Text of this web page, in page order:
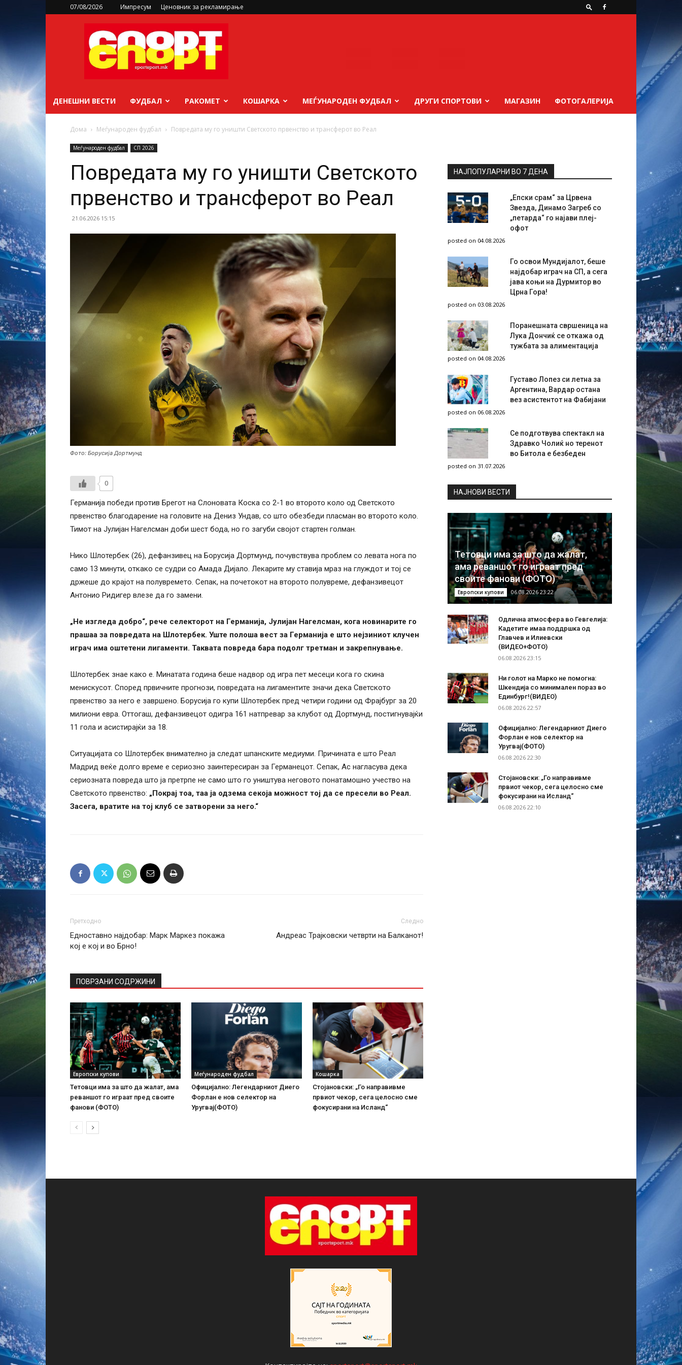
07/08/2026 Импресум Ценовник за рекламирање
sportsport.mk
ДЕНЕШНИ ВЕСТИ ФУДБАЛ РАКОМЕТ КОШАРКА МЕЃУНАРОДЕН ФУДБАЛ ДРУГИ СПОРТОВИ МАГАЗИН ФОТОГАЛЕРИЈА
Дома Меѓународен фудбал Повредата му го уништи Светското првенство и трансферот во Реал
Меѓународен фудбал СП 2026
Повредата му го уништи Светското
првенство и трансферот во Реал
21.06.2026 15:15
Фото: Борусија Дортмунд
0
Германија победи против Брегот на Слоновата Коска со 2-1 во второто коло од Светското
првенство благодарение на головите на Дениз Ундав, со што обезбеди пласман во второто коло.
Тимот на Јулијан Нагелсман доби шест бода, но го загуби својот стартен голман.
Нико Шлотербек (26), дефанзивец на Борусија Дортмунд, почувствува проблем со левата нога по
само 13 минути, откако се судри со Амада Дијало. Лекарите му ставија мраз на глуждот и тој се
држеше до крајот на полувремето. Сепак, на почетокот на второто полувреме, дефанзивецот
Антонио Ридигер влезе да го замени.
„Не изгледа добро“, рече селекторот на Германија, Јулијан Нагелсман, кога новинарите го
прашаа за повредата на Шлотербек. Уште полоша вест за Германија е што нејзиниот клучен
играч има оштетени лигаменти. Таквата повреда бара подолг третман и закрепнување.
Шлотербек знае како е. Минатата година беше надвор од игра пет месеци кога го скина
менискусот. Според првичните прогнози, повредата на лигаментите значи дека Светското
првенство за него е завршено. Борусија го купи Шлотербек пред четири години од Фрајбург за 20
милиони евра. Оттогаш, дефанзивецот одигра 161 натпревар за клубот од Дортмунд, постигнувајќи
11 гола и асистирајќи за 18.
Ситуацијата со Шлотербек внимателно ја следат шпанските медиуми. Причината е што Реал
Мадрид веќе долго време е сериозно заинтересиран за Германецот. Сепак, Ас нагласува дека
сериозната повреда што ја претрпе не само што го уништува неговото понатамошно учество на
Светското првенство: „Покрај тоа, таа ја одзема секоја можност тој да се пресели во Реал.
Засега, вратите на тој клуб се затворени за него.“
Претходно
Едноставно најдобар: Марк Маркез покажа
кој е кој и во Брно!
Следно
Андреас Трајковски четврти на Балканот!
ПОВРЗАНИ СОДРЖИНИ
Европски купови
Тетовци има за што да жалат, ама
реваншот го играат пред своите
фанови (ФОТО)
Меѓународен фудбал
Официјално: Легендарниот Диего
Форлан е нов селектор на
Уругвај(ФОТО)
Кошарка
Стојановски: „Го направивме
првиот чекор, сега целосно сме
фокусирани на Исланд“
НАЈПОПУЛАРНИ ВО 7 ДЕНА
„Епски срам“ за Црвена
Звезда, Динамо Загреб со
„петарда“ го најави плеј-
офот
posted on 04.08.2026
Го освои Мундијалот, беше
најдобар играч на СП, а сега
јава коњи на Дурмитор во
Црна Гора!
posted on 03.08.2026
Поранешната свршеница на
Лука Дончиќ се откажа од
тужбата за алиментација
posted on 04.08.2026
Густаво Лопез си летна за
Аргентина, Вардар остана
вез асистентот на Фабијани
posted on 06.08.2026
Се подготвува спектакл на
Здравко Чолиќ но теренот
во Битола е безбеден
posted on 31.07.2026
НAЈНОВИ ВЕСТИ
Тетовци има за што да жалат,
ама реваншот го играат пред
своите фанови (ФОТО)
Европски купови 06.08.2026 23:22
Одлична атмосфера во Гевгелија:
Кадетите имаа поддршка од
Главчев и Илиевски
(ВИДЕО+ФОТО)
06.08.2026 23:15
Ни голот на Марко не помогна:
Шкендија со минимален пораз во
Единбург!(ВИДЕО)
06.08.2026 22:57
Официјално: Легендарниот Диего
Форлан е нов селектор на
Уругвај(ФОТО)
06.08.2026 22:30
Стојановски: „Го направивме
првиот чекор, сега целосно сме
фокусирани на Исланд“
06.08.2026 22:10